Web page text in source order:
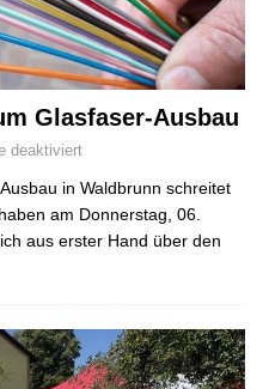
Glasfaser-Ausbau
deaktiviert
in Waldbrunn schreitet
am Donnerstag, 06.
aus erster Hand über den